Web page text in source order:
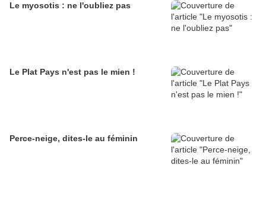
Le myosotis : ne l'oubliez pas
Le Plat Pays n'est pas le mien !
Perce-neige, dites-le au féminin